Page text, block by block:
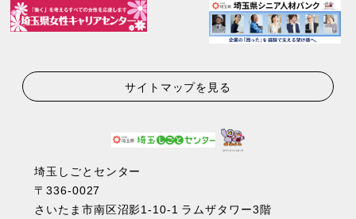
サイトマップを見る
埼玉しごとセンター
〒336-0027
さいたま市南区沼影1-10-1 ラムザタワー3階